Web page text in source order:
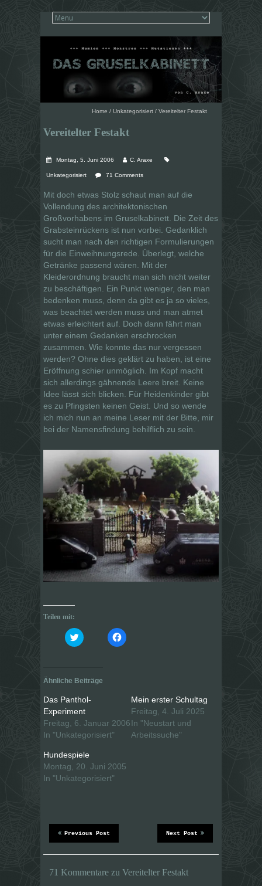
Home / Unkategorisiert / Vereitelter Festakt
Vereitelter Festakt
Montag, 5. Juni 2006 C. Araxe
Unkategorisiert 71 Comments
Mit doch etwas Stolz schaut man auf die
Vollendung des architektonischen
Großvorhabens im Gruselkabinett. Die Zeit des
Grabsteinrückens ist nun vorbei. Gedanklich
sucht man nach den richtigen Formulierungen
für die Einweihnungsrede. Überlegt, welche
Getränke passend wären. Mit der
Kleiderordnung braucht man sich nicht weiter
zu beschäftigen. Ein Punkt weniger, den man
bedenken muss, denn da gibt es ja so vieles,
was beachtet werden muss und man atmet
etwas erleichtert auf. Doch dann fährt man
unter einem Gedanken erschrocken
zusammen. Wie konnte das nur vergessen
werden? Ohne dies geklärt zu haben, ist eine
Eröffnung schier unmöglich. Im Kopf macht
sich allerdings gähnende Leere breit. Keine
Idee lässt sich blicken. Für Heidenkinder gibt
es zu Pfingsten keinen Geist. Und so wende
ich mich nun an meine Leser mit der Bitte, mir
bei der Namensfindung behilflich zu sein.
Teilen mit:
K
l
u
m
b
e
r
w
i
t
e
r
z
u
t
(
W
d
n
K
l
a
c
k
z
d
n
n
Ähnliche Beiträge
Das Panthol-
Experiment
Freitag, 6. Januar 2006
In "Unkategorisiert"
Mein erster Schultag
Freitag, 4. Juli 2025
In "Neustart und
Arbeitssuche"
Hundespiele
Montag, 20. Juni 2005
In "Unkategorisiert"
Next Post
Previous Post
71 Kommentare zu Vereitelter Festakt